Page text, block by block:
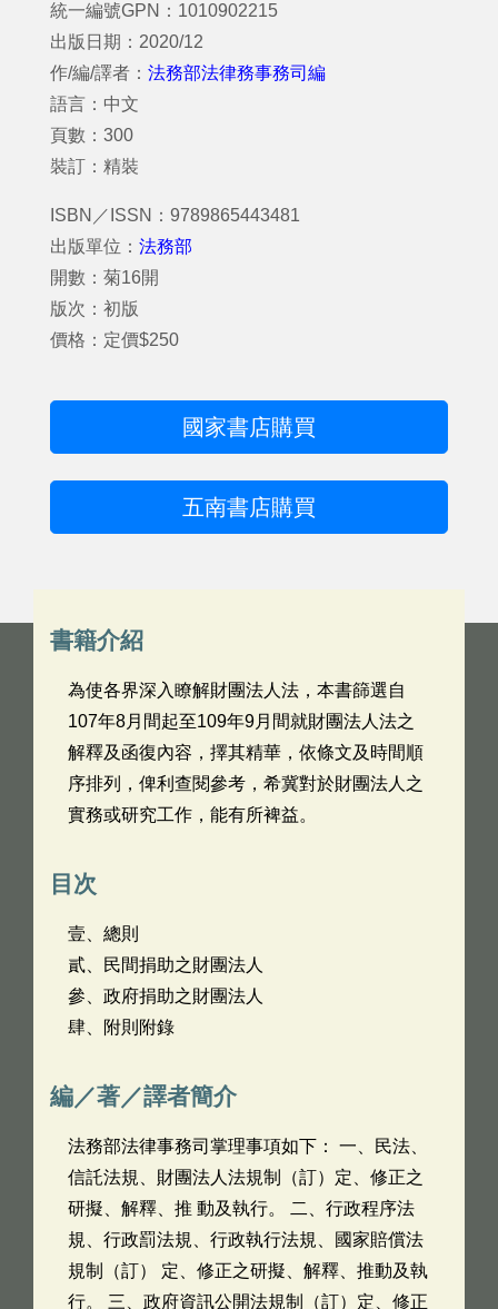
統一編號GPN：1010902215
出版日期：2020/12
作/編/譯者： 法務部法律務事務司編
語言：中文
頁數：300
裝訂：精裝
ISBN／ISSN：9789865443481
出版單位： 法務部
開數：菊16開
版次：初版
價格：定價$250
國家書店購買
五南書店購買
書籍介紹
為使各界深入瞭解財團法人法，本書篩選自
107年8月間起至109年9月間就財團法人法之
解釋及函復內容，擇其精華，依條文及時間順
序排列，俾利查閱參考，希冀對於財團法人之
實務或研究工作，能有所裨益。
目次
壹、總則
貳、民間捐助之財團法人
參、政府捐助之財團法人
肆、附則附錄
編／著／譯者簡介
法務部法律事務司掌理事項如下： 一、民法、
信託法規、財團法人法規制（訂）定、修正之
研擬、解釋、推 動及執行。 二、行政程序法
規、行政罰法規、行政執行法規、國家賠償法
規制（訂） 定、修正之研擬、解釋、推動及執
行。 三、政府資訊公開法規制（訂）定、修正